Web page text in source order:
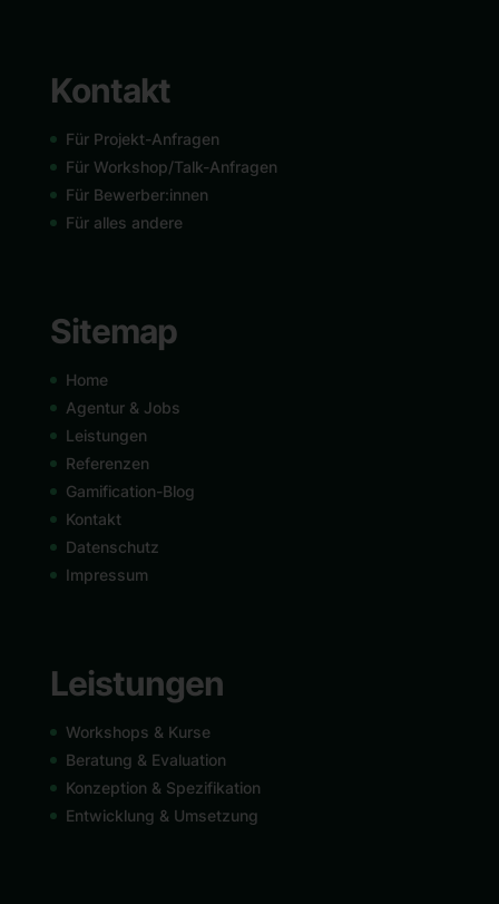
Kontakt
Für Projekt-Anfragen
Für Workshop/Talk-Anfragen
Für Bewerber:innen
Für alles andere
Sitemap
Home
Agentur & Jobs
Leistungen
Referenzen
Gamification-Blog
Kontakt
Datenschutz
Impressum
Leistungen
Workshops & Kurse
Beratung & Evaluation
Konzeption & Spezifikation
Entwicklung & Umsetzung